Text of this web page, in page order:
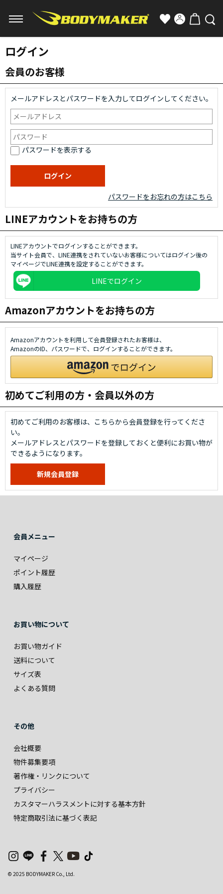
ログイン
会員のお客様
メールアドレスとパスワードを入力してログインしてください。
パスワードを表示する
パスワードをお忘れの方はこちら
LINEアカウントをお持ちの方
LINEアカウントでログインすることができます。
当サイト会員で、LINE連携をされていないお客様についてはログイン後の
マイページでLINE連携を設定することができます。
LINEでログイン
Amazonアカウントをお持ちの方
Amazonアカウントを利用して会員登録されたお客様は、
AmazonのID、パスワードで、ログインすることができます。
初めてご利用の方・会員以外の方
初めてご利用のお客様は、こちらから会員登録を行ってくださ
い。
メールアドレスとパスワードを登録しておくと便利にお買い物が
できるようになります。
会員メニュー
マイページ
ポイント履歴
購入履歴
お買い物について
お買い物ガイド
送料について
サイズ表
よくある質問
その他
会社概要
物件募集要項
著作権・リンクについて
プライバシー
カスタマーハラスメントに対する基本方針
特定商取引法に基づく表記
© 2025 BODYMAKER Co., Ltd.